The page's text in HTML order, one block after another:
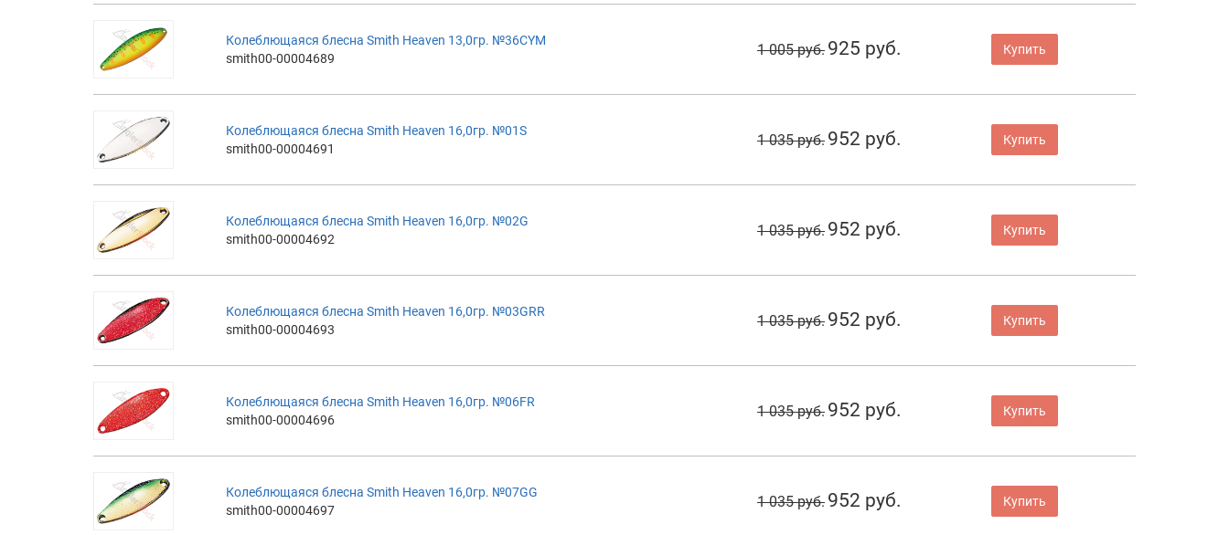
Колеблющаяся блесна Smith Heaven 13,0гр. №36CYM
smith00-00004689
1 005 руб. 925 руб. Купить
Колеблющаяся блесна Smith Heaven 16,0гр. №01S
smith00-00004691
1 035 руб. 952 руб. Купить
Колеблющаяся блесна Smith Heaven 16,0гр. №02G
smith00-00004692
1 035 руб. 952 руб. Купить
Колеблющаяся блесна Smith Heaven 16,0гр. №03GRR
smith00-00004693
1 035 руб. 952 руб. Купить
Колеблющаяся блесна Smith Heaven 16,0гр. №06FR
smith00-00004696
1 035 руб. 952 руб. Купить
Колеблющаяся блесна Smith Heaven 16,0гр. №07GG
smith00-00004697
1 035 руб. 952 руб. Купить